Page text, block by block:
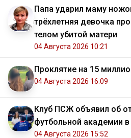
Папа ударил маму
трёхлетняя девочка
телом убитой матери
04 Августа 2026 10:21
Проклятие на 15
04 Августа 2026 16:09
Клуб ПСЖ объявил об
футбольной академии в
04 Августа 2026 15:52